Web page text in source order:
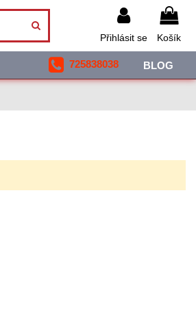
Přihlásit se Košík
BLOG
725838038